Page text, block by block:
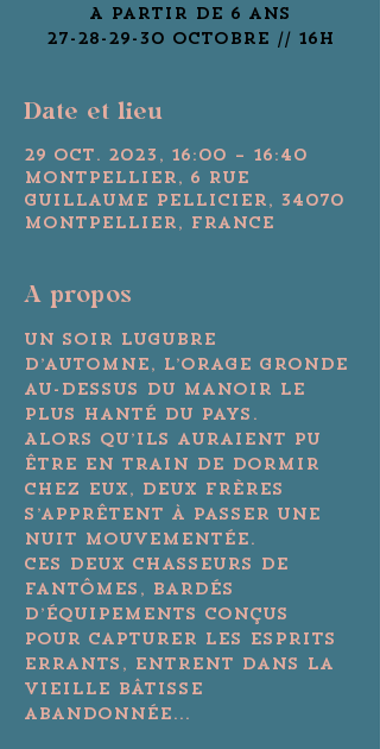
A partir de 6 ans
Date et lieu
29 oct. 2023, 16:00 – 16:40
Montpellier, 6 Rue
Guillaume Pellicier, 34070
Montpellier, France
A propos
Un soir lugubre
d’automne, l’orage gronde
au-dessus du manoir le
plus hanté du pays.
Alors qu’ils auraient pu
être en train de dormir
chez eux, deux frères
s’apprêtent à passer une
nuit mouvementée.
Ces deux chasseurs de
fantômes, bardés
d’équipements conçus
pour capturer les esprits
errants, entrent dans la
vieille bâtisse
abandonnée...